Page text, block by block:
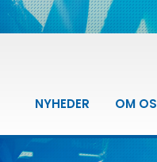
NYHEDER OM OS